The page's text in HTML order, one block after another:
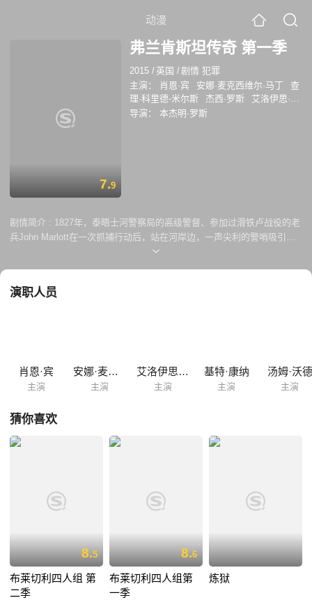
动漫
7.9
弗兰肯斯坦传奇 第一季
2015 / 英国 /剧情 犯罪
主演：
肖恩·宾 安娜·麦克西维尔·马丁
查
理·科里德-米尔斯
杰西·罗斯
艾洛伊思·史
密斯
基特·康纳 埃德·斯托帕德
导演： 本杰明·罗斯
剧情简介 : 1827年，泰晤士河警察局的高级警督、参加过滑铁卢战役的老
兵John Marlott在一次抓捕行动后，站在河岸边，一声尖利的警哨吸引了
他的注意——水面上漂浮着一个小型物体。Marlott走近后，发现那是一个
臣Robert Peel爵士对此事高度警觉，要Marlott偷偷展开私人调查。同时，
对远远超出想象的恐怖事件
演职人员
肖恩·宾
主演
安娜·麦克西维尔·马丁
主演
艾洛伊思·史密斯
主演
基特·康纳
主演
汤姆·沃德
主演
猜你喜欢
8.5
布莱切利四人组 第
二季
8.6
布莱切利四人组第
一季
炼狱